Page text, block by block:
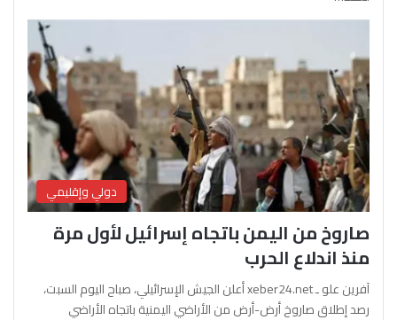
دولي وإقليمي
صاروخ من اليمن باتجاه إسرائيل لأول مرة
منذ اندلاع الحرب
آفرين علو ـ xeber24.net أعلن الجيش الإسرائيلي، صباح اليوم السبت،
رصد إطلاق صاروخ أرض-أرض من الأراضي اليمنية باتجاه الأراضي